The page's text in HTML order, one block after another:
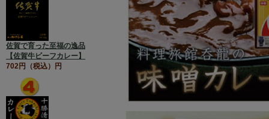
佐賀で育った至福の逸品
【佐賀牛ビーフカレー】
702円（税込）円